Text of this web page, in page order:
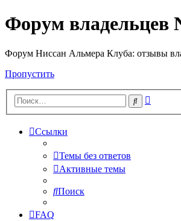
Форум владельцев
Форум Ниссан Альмера Клуба: отзывы
Пропустить
Поиск
Ссылки
Темы без ответов
Активные темы
Поиск
FAQ